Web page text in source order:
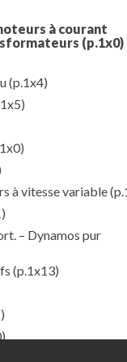
à courant
(p.1x0)
(p.1x4)
à vitesse variable
– Dynamos pur
(p.1x13)